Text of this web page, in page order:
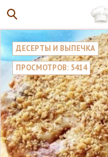
ДЕСЕРТЫ И ВЫПЕЧКА
ПРОСМОТРОВ: 5414